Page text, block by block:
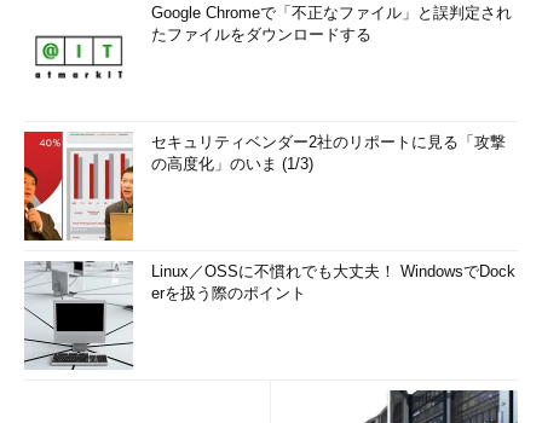
Google Chromeで「不正なファイル」と誤判定され
たファイルをダウンロードする
セキュリティベンダー2社のリポートに見る「攻撃
の高度化」のいま (1/3)
Linux／OSSに不慣れでも大丈夫！ WindowsでDock
erを扱う際のポイント